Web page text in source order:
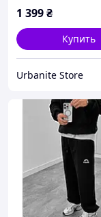
1 399₴
Купить
Urbanite Store